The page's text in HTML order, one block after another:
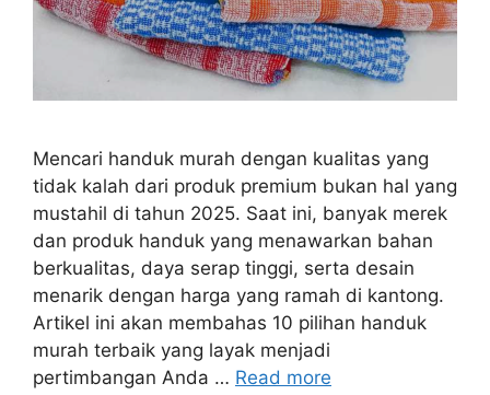
Mencari handuk murah dengan kualitas yang
tidak kalah dari produk premium bukan hal yang
mustahil di tahun 2025. Saat ini, banyak merek
dan produk handuk yang menawarkan bahan
berkualitas, daya serap tinggi, serta desain
menarik dengan harga yang ramah di kantong.
Artikel ini akan membahas 10 pilihan handuk
murah terbaik yang layak menjadi
pertimbangan Anda … Read more